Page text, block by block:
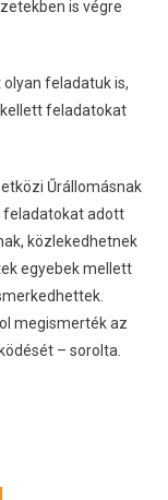
is végre
feladatuk is,
feladatokat
Űrállomásnak
feladatokat adott
közlekedhetnek
egyebek mellett
megismerték az
– sorolta.